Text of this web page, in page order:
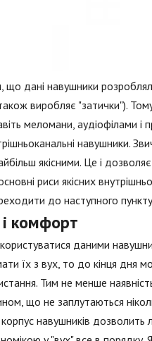
що дані навушники
виробляє "затички").
меломани, аудіофілами і
навушники.
якісними. Це і
риси якісних
до наступного
комфорт
даними
їх з вух, то до кінця дня
Тим не менше
що не заплутаються
навушників